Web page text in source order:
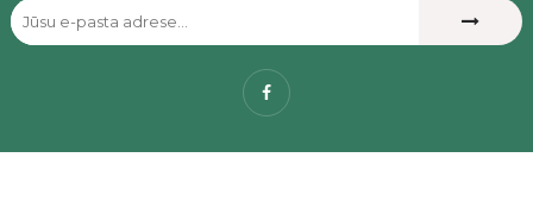
Facebook